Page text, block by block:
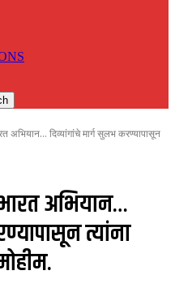
अभियान... दिव्यांगांचे मार्ग सुलभ करण्यापासून
अभियान…
त्यांना